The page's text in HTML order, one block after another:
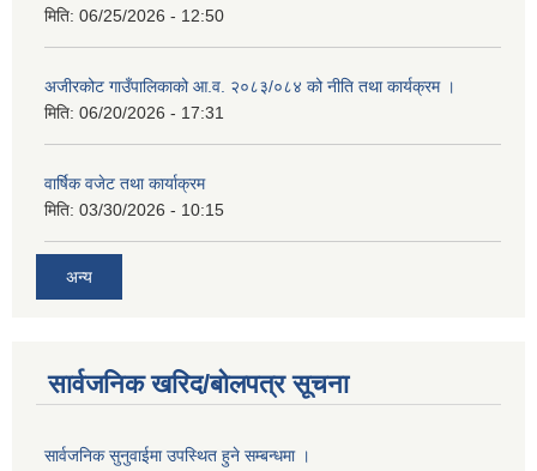
मिति: 06/25/2026 - 12:50
अजीरकोट गाउँपालिकाको आ.व. २०८३/०८४ को नीति तथा कार्यक्रम ।
मिति: 06/20/2026 - 17:31
वार्षिक वजेट तथा कार्याक्रम
मिति: 03/30/2026 - 10:15
अन्य
सार्वजनिक खरिद/बोलपत्र सूचना
सार्वजनिक सुनुवाईमा उपस्थित हुने सम्बन्धमा ।